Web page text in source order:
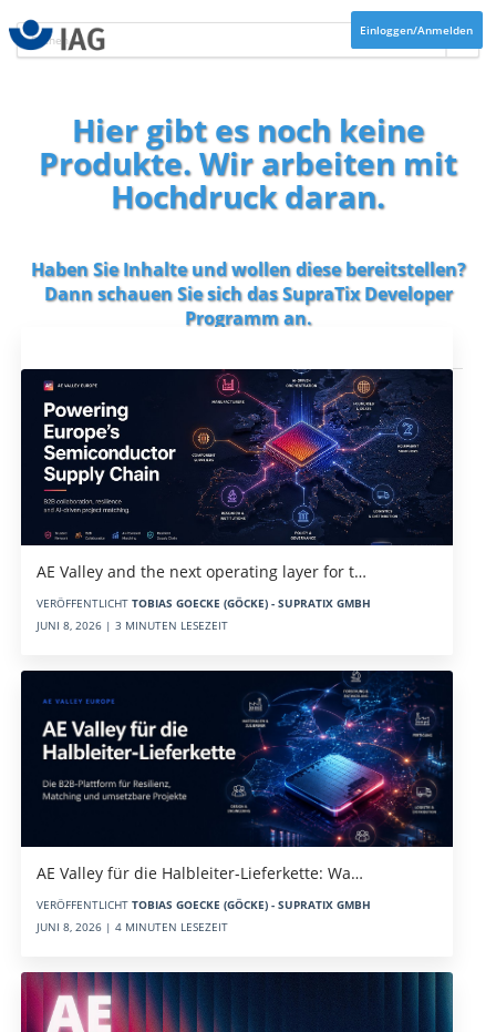
Einloggen/Anmelden
Hier gibt es noch keine
Produkte. Wir arbeiten mit
Hochdruck daran.
Haben Sie Inhalte und wollen diese bereitstellen?
Dann schauen Sie sich dasSupraTix Developer
Programman.
AE Valley and the next operating layer for t…
VERÖFFENTLICHT TOBIAS GOECKE (GÖCKE) - SUPRATIX GMBH
JUNI 8, 2026 | 3 MINUTEN LESEZEIT
AE Valley für die Halbleiter-Lieferkette: Wa…
VERÖFFENTLICHT TOBIAS GOECKE (GÖCKE) - SUPRATIX GMBH
JUNI 8, 2026 | 4 MINUTEN LESEZEIT